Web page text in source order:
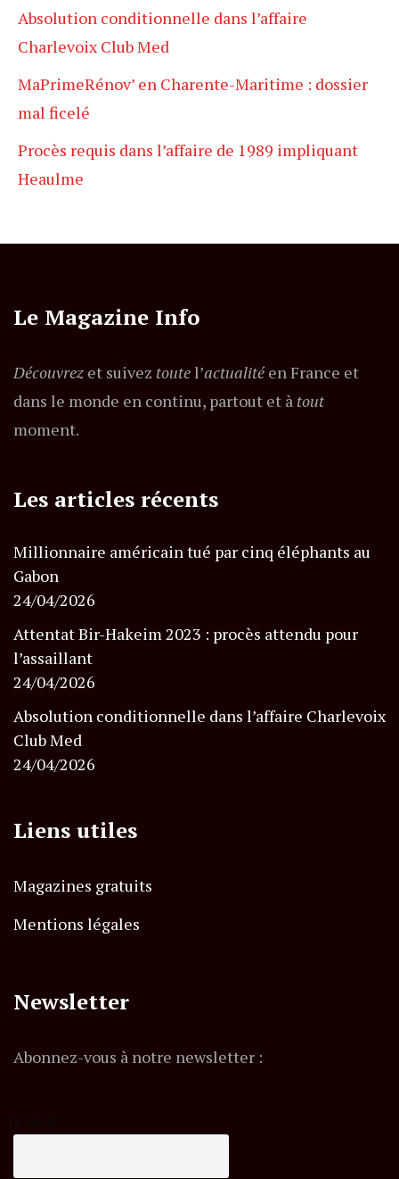
Absolution conditionnelle dans l’affaire
Charlevoix Club Med
MaPrimeRénov’ en Charente-Maritime : dossier
mal ficelé
Procès requis dans l’affaire de 1989 impliquant
Heaulme
Le Magazine Info
Découvrez et suivez toutel’actualitéen France et
dans le monde en continu, partout et à tout
moment.
Les articles récents
Millionnaire américain tué par cinq éléphants au
Gabon
24/04/2026
Attentat Bir-Hakeim 2023 : procès attendu pour
l’assaillant
24/04/2026
Absolution conditionnelle dans l’affaire Charlevoix
Club Med
24/04/2026
Liens utiles
Magazines gratuits
Mentions légales
Newsletter
Abonnez-vous à notre newsletter :